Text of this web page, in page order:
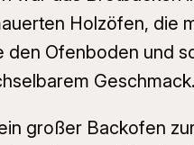
Holzöfen, die
den Ofenboden und
Geschmack.
großer Backofen